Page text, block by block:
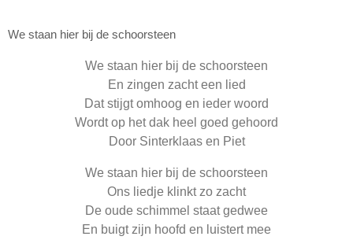
We staan hier bij de schoorsteen
We staan hier bij de schoorsteen
En zingen zacht een lied
Dat stijgt omhoog en ieder woord
Wordt op het dak heel goed gehoord
Door Sinterklaas en Piet
We staan hier bij de schoorsteen
Ons liedje klinkt zo zacht
De oude schimmel staat gedwee
En buigt zijn hoofd en luistert mee